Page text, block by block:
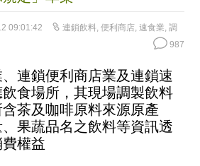
09:01:42 連鎖飲料, 便利商店, 速食業, 調
987
連鎖便利商店業及連鎖速
食場所，其現場調製飲料
茶及咖啡原料來源原產
果蔬品名之飲料等資訊透
權益